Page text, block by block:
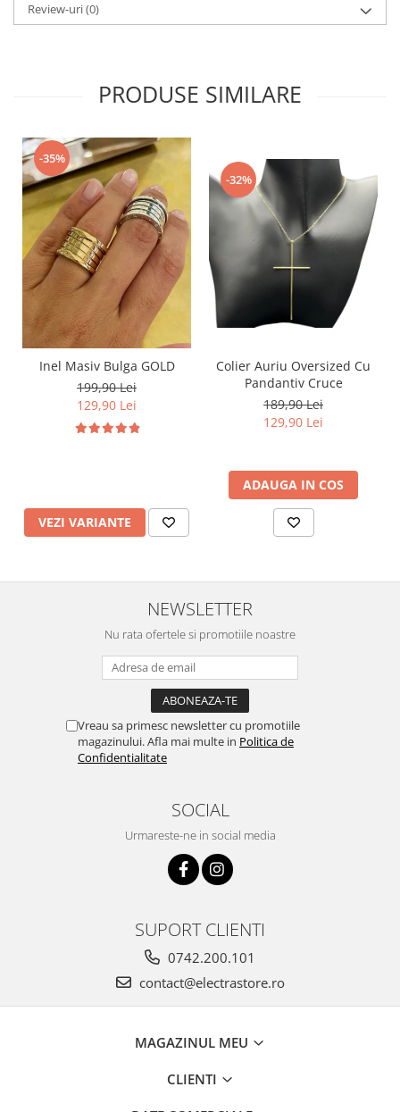
Review-uri(0)
PRODUSE SIMILARE
-35%
Inel Masiv Bulga GOLD
199,90 Lei
129,90 Lei
VEZI VARIANTE
-32%
Colier Auriu Oversized Cu
Pandantiv Cruce
189,90 Lei
129,90 Lei
ADAUGA IN COS
NEWSLETTER
Nu rata ofertele si promotiile noastre
Vreau sa primesc newsletter cu promotiile
magazinului. Afla mai multe in Politica de
Confidentialitate
SOCIAL
Urmareste-ne in social media
SUPORT CLIENTI
0742.200.101
contact@electrastore.ro
MAGAZINUL MEU
CLIENTI